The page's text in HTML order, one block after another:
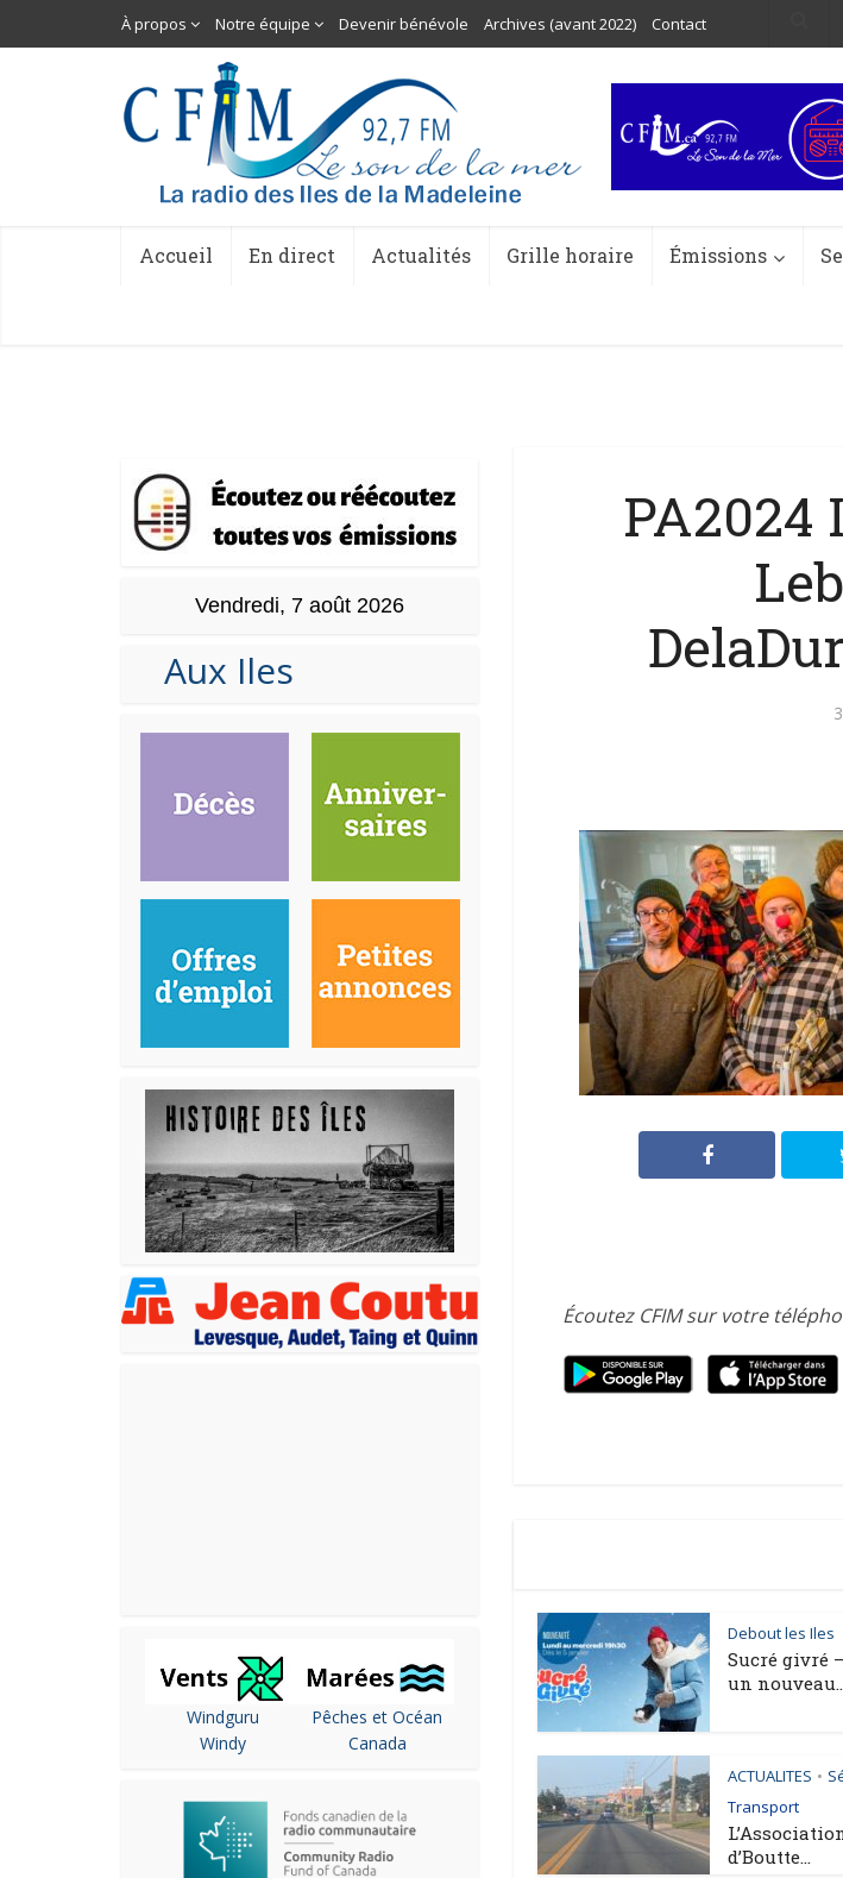
À propos Notre équipe Devenir bénévole Archives (avant 2022) Contact
Accueil En direct Actualités Grille horaire Émissions
Vendredi, 7 août 2026
Aux Iles
Windguru
Windy
Pêches et Océan
Canada
PA2024
Écoutez CFIM sur votre
Debout les Iles
Sucré givré
un
ACTUALITES •
Transport
d’Boutte...